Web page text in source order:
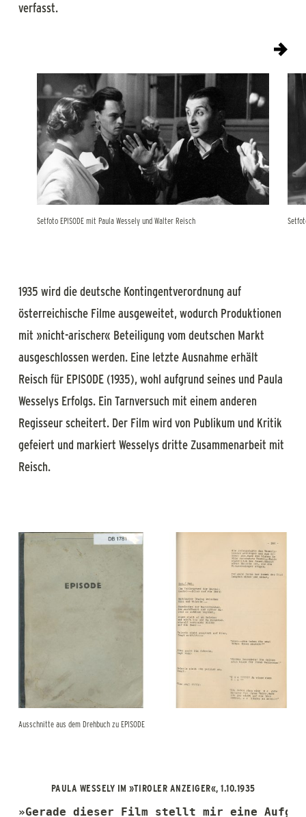
verfasst.
Setfoto EPISODE mit Paula Wessely und Walter Reisch
1935 wird die deutsche Kontingentverordnung auf
österreichische Filme ausgeweitet, wodurch Produktionen
mit »nicht-arischer« Beteiligung vom deutschen Markt
ausgeschlossen werden. Eine letzte Ausnahme erhält
Reisch für EPISODE (1935), wohl aufgrund seines und Paula
Wesselys Erfolgs. Ein Tarnversuch mit einem anderen
Regisseur scheitert. Der Film wird von Publikum und Kritik
gefeiert und markiert Wesselys dritte Zusammenarbeit mit
Reisch.
Ausschnitte aus dem Drehbuch zu EPISODE
PAULA WESSELY IM »TIROLER ANZEIGER«, 1.10.1935
»Gerade dieser Film stellt mir eine